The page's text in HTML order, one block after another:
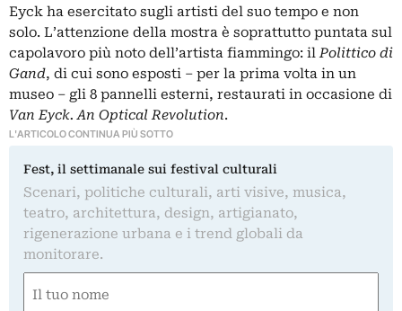
Eyck ha esercitato sugli artisti del suo tempo e non
solo. L’attenzione della mostra è soprattutto puntata sul
capolavoro più noto dell’artista fiammingo: il Polittico di
Gand, di cui sono esposti – per la prima volta in un
museo – gli 8 pannelli esterni, restaurati in occasione di
Van Eyck. An Optical Revolution.
L'ARTICOLO CONTINUA PIÙ SOTTO
Fest, il settimanale sui festival culturali
Scenari, politiche culturali, arti visive, musica,
teatro, architettura, design, artigianato,
rigenerazione urbana e i trend globali da
monitorare.
(Required)